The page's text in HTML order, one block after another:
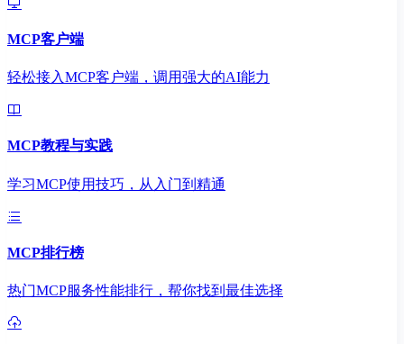
MCP客户端
轻松接入MCP客户端，调用强大的AI能力
MCP教程与实践
学习MCP使用技巧，从入门到精通
MCP排行榜
热门MCP服务性能排行，帮你找到最佳选择